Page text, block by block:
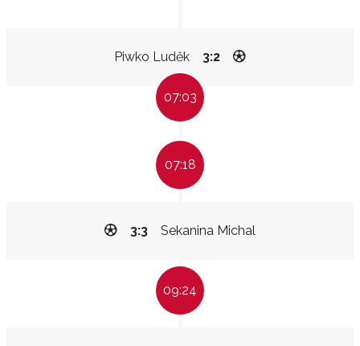
Piwko Luděk 3:2
07:03
07:18
Sekanina Michal
3:3
09:24